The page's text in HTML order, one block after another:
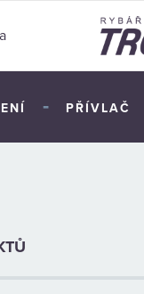
- PŘÍVLAČ